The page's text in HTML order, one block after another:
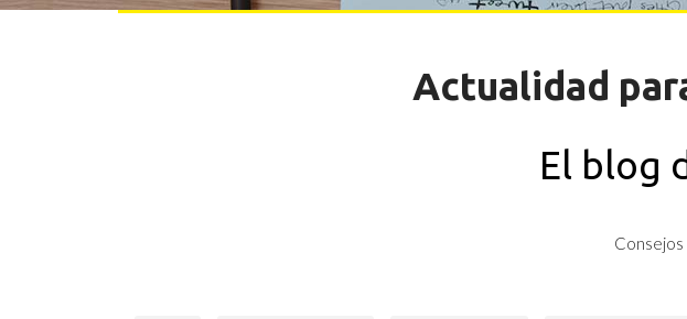
Actualidad
El blog
Consejos